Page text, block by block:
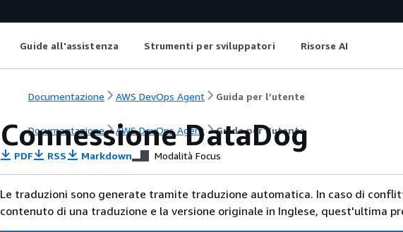
Guide all'assistenza Strumenti per sviluppatori Risorse AI
Documentazione AWS DevOps Agent Guida per l’utente
Documentazione AWS DevOps Agent Guida per l’utente
Connessione DataDog
PDF RSS Markdown Modalità Focus
Le traduzioni sono generate tramite traduzione automatica. In caso di
contenuto di una traduzione e la versione originale in Inglese, quest'ultima